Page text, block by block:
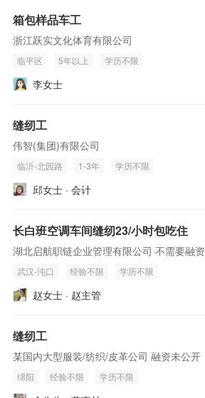
箱包样品车工
浙江跃实文化体育有限公司
临平区 5年以上 学历不限
李女士
缝纫工
伟智(集团)有限公司
临沂-北园路 1-3年 学历不限
邱女士 · 会计
长白班空调车间缝纫23/小时包吃住
湖北启航职链企业管理有限公司 不需要融资
武汉-沌口 经验不限 学历不限
赵女士 · 赵主管
缝纫工
某国内大型服装/纺织/皮革公司 融资未公开
绵阳 经验不限 学历不限